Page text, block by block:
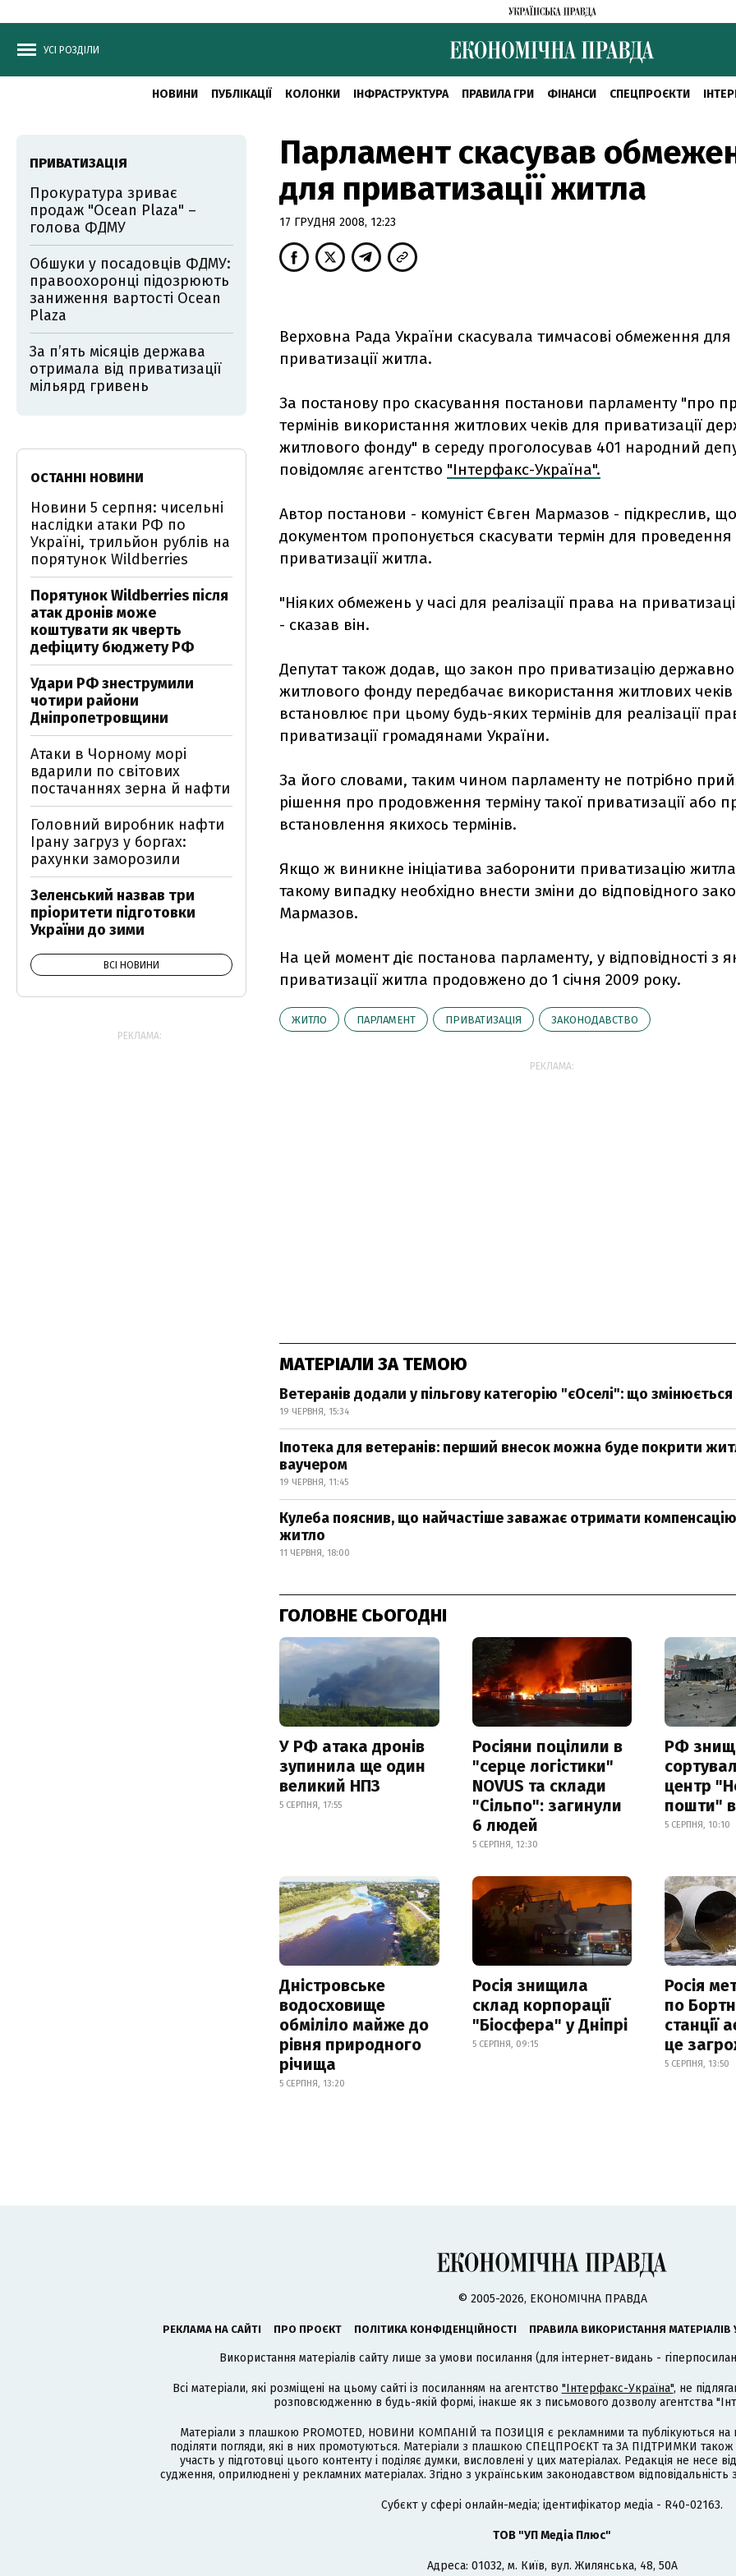
УСІ РОЗДІЛИ
НОВИНИ ПУБЛІКАЦІЇ КОЛОНКИ ІНФРАСТРУКТУРА ПРАВИЛА ГРИ ФІНАНСИ СПЕЦПРОЄКТИ
Парламент скасував
для приватизації житла
17 ГРУДНЯ 2008, 12:23
Верховна Рада України скасувала тимчасові обмеження для
приватизації житла.
За постанову про скасування постанови парламенту "про
термінів використання житлових чеків для приватизації
житлового фонду" в середу проголосував 401 народний
повідомляє агентство "Інтерфакс-Україна".
Автор постанови - комуніст Євген Мармазов - підкреслив, що
документом пропонується скасувати термін для проведення
приватизації житла.
"Ніяких обмежень у часі для реалізації права на
- сказав він.
Депутат також додав, що закон про приватизацію
житлового фонду передбачає використання житлових чеків
встановлює при цьому будь-яких термінів для реалізації
приватизації громадянами України.
За його словами, таким чином парламенту не потрібно
рішення про продовження терміну такої приватизації або
встановлення якихось термінів.
Якщо ж виникне ініціатива заборонити приватизацію
такому випадку необхідно внести зміни до відповідного
Мармазов.
На цей момент діє постанова парламенту, у відповідності з
приватизації житла продовжено до 1 січня 2009 року.
ЖИТЛО ПАРЛАМЕНТ ПРИВАТИЗАЦІЯ ЗАКОНОДАВСТВО
РЕКЛАМА:
МАТЕРІАЛИ ЗА ТЕМОЮ
Ветеранів додали у пільгову категорію "єОселі": що змінюється
19 ЧЕРВНЯ, 15:34
Іпотека для ветеранів: перший внесок можна буде покрити
ваучером
19 ЧЕРВНЯ, 11:45
Кулеба пояснив, що найчастіше заважає отримати
житло
11 ЧЕРВНЯ, 18:00
ГОЛОВНЕ СЬОГОДНІ
У РФ атака дронів
зупинила ще один
великий НПЗ
5 СЕРПНЯ, 17:55
Росіяни поцілили в
"серце логістики"
NOVUS та склади
"Сільпо": загинули
6 людей
5 СЕРПНЯ, 12:30
РФ
центр
пошти" в
5 СЕРПНЯ, 10:10
Дністровське
водосховище
обміліло майже до
рівня природного
річища
5 СЕРПНЯ, 13:20
Росія знищила
склад корпорації
"Біосфера" у Дніпрі
5 СЕРПНЯ, 09:15
Росія
по
станції
це
5 СЕРПНЯ, 13:50
ПРИВАТИЗАЦІЯ
Прокуратура зриває
продаж "Ocean Plaza" –
голова ФДМУ
Обшуки у посадовців ФДМУ:
правоохоронці підозрюють
заниження вартості Ocean
Plaza
За п’ять місяців держава
отримала від приватизації
мільярд гривень
ОСТАННІ НОВИНИ
Новини 5 серпня: чисельні
наслідки атаки РФ по
Україні, трильйон рублів на
порятунок Wildberries
Порятунок Wildberries після
атак дронів може
коштувати як чверть
дефіциту бюджету РФ
Удари РФ знеструмили
чотири райони
Дніпропетровщини
Атаки в Чорному морі
вдарили по світових
постачаннях зерна й нафти
Головний виробник нафти
Ірану загруз у боргах:
рахунки заморозили
Зеленський назвав три
пріоритети підготовки
України до зими
ВСІ НОВИНИ
РЕКЛАМА:
© 2005-2026, ЕКОНОМІЧНА ПРАВДА
РЕКЛАМА НА САЙТІ ПРО ПРОЄКТ ПОЛІТИКА КОНФІДЕНЦІЙНОСТІ ПРАВИЛА ВИКОРИСТАННЯ МАТЕРІАЛІВ
Використання матеріалів сайту лише за умови посилання (для інтернет-видань -
Всі матеріали, які розміщені на цьому сайті із посиланням на агентство "Інтерфакс-Україна", не
розповсюдженню в будь-якій формі, інакше як з письмового дозволу агентства
Матеріали з плашкою PROMOTED, НОВИНИ КОМПАНІЙ та ПОЗИЦІЯ є рекламними та публікуються на
поділяти погляди, які в них промотуються. Матеріали з плашкою СПЕЦПРОЄКТ та ЗА ПІДТРИМКИ
участь у підготовці цього контенту і поділяє думки, висловлені у цих матеріалах. Редакція не несе
судження, оприлюднені у рекламних матеріалах. Згідно з українським законодавством
Cубєкт у сфері онлайн-медіа; ідентифікатор медіа - R40-02163.
ТОВ "УП Медіа Плюс"
Адреса: 01032, м. Київ, вул. Жилянська, 48, 50А